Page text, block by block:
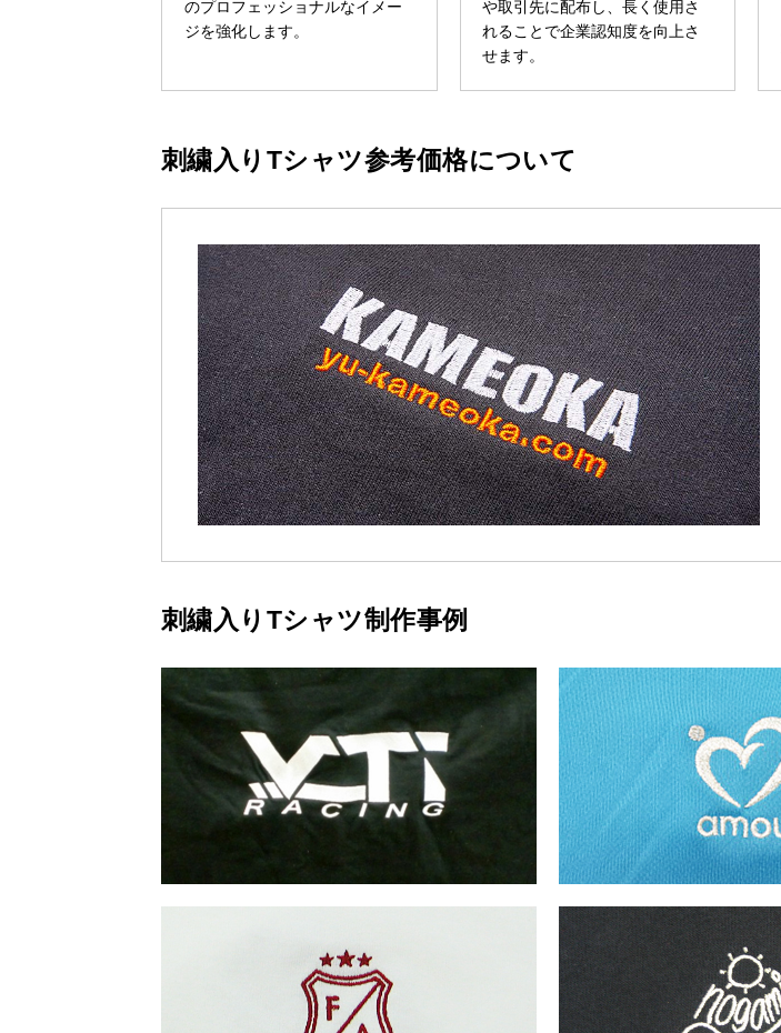
のプロフェッショナルなイメー
ジを強化します。
や取引先に配布し、長く使用さ
れることで企業認知度を向上さ
せます。
刺繍入りTシャツ参考価格について
刺繍入りTシャツ制作事例